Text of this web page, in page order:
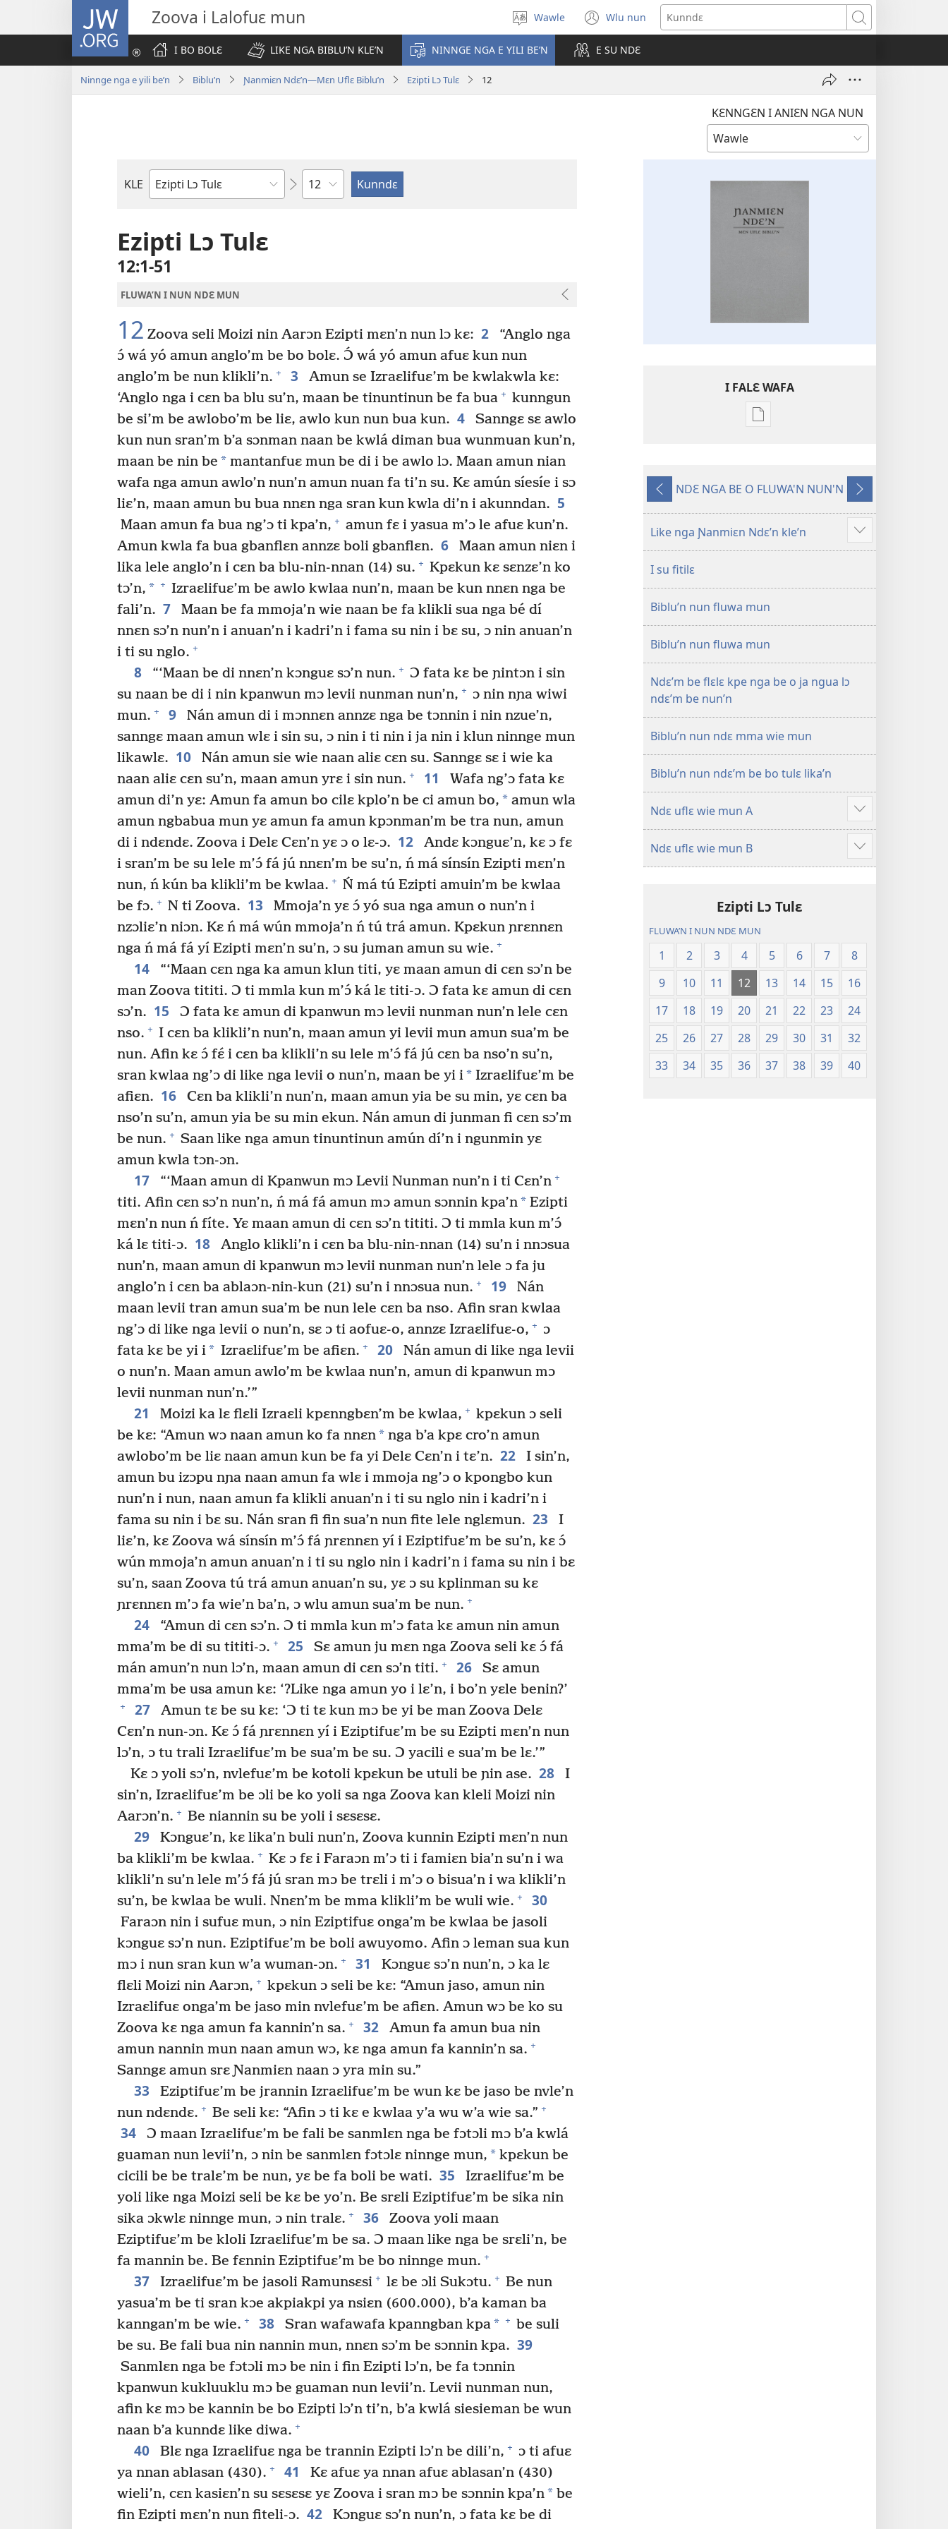
JW.ORG Zoova i Lalofuɛ mun
Kle
aniɛn'n
Wawle Wlu nun
(opens
new
window)
Kunndɛ
I BO BOLƐ
LIKE NGA BIBLU’N KLE’N NINNGE NGA E YILI BE’N E SU NDƐ
Ninnge nga e yili be’n Biblu’n Ɲanmiɛn Ndɛ’n—Mɛn Uflɛ Biblu’n Ezipti Lɔ Tulɛ 12
KƐNNGƐN I ANIƐN NGA NUN
KLE
Biblu'n
Ndɛ
tre
Ezipti Lɔ Tulɛ
12:1-51
FLUWA’N I NUN NDƐ MUN
12 Zoova seli Moizi nin Aarɔn Ezipti mɛn’n nun lɔ kɛ: 2
“Anglo nga
ɔ́ wá yó amun anglo’m be bo bolɛ. Ɔ́ wá yó amun afuɛ kun nun
anglo’m be nun klikli’n. + 3
Amun se Izraɛlifuɛ’m be kwlakwla kɛ:
‘Anglo nga i cɛn ba blu su’n, maan be tinuntinun be fa bua + kunngun
be si’m be awlobo’m be liɛ, awlo kun nun bua kun. 4
Sanngɛ sɛ awlo
kun nun sran’m b’a sɔnman naan be kwlá diman bua wunmuan kun’n,
maan be nin be * mantanfuɛ mun be di i be awlo lɔ. Maan amun nian
wafa nga amun awlo’n nun’n amun nuan fa ti’n su. Kɛ amún síesíe i sɔ
liɛ’n, maan amun bu bua nnɛn nga sran kun kwla di’n i akunndan. 5
Maan amun fa bua ng’ɔ ti kpa’n, + amun fɛ i yasua m’ɔ le afuɛ kun’n.
Amun kwla fa bua gbanflɛn annzɛ boli gbanflɛn. 6
Maan amun niɛn i
lika lele anglo’n i cɛn ba blu-nin-nnan (14) su. + Kpɛkun kɛ sɛnzɛ’n ko
tɔ’n, * + Izraɛlifuɛ’m be awlo kwlaa nun’n, maan be kun nnɛn nga be
fali’n. 7
Maan be fa mmoja’n wie naan be fa klikli sua nga bé dí
nnɛn sɔ’n nun’n i anuan’n i kadri’n i fama su nin i bɛ su, ɔ nin anuan’n
i ti su nglo. +
8 “‘Maan be di nnɛn’n kɔnguɛ sɔ’n nun. + Ɔ fata kɛ be ɲintɔn i sin
su naan be di i nin kpanwun mɔ levii nunman nun’n, + ɔ nin nɲa wiwi
mun. + 9
Nán amun di i mɔnnɛn annzɛ nga be tɔnnin i nin nzue’n,
sanngɛ maan amun wlɛ i sin su, ɔ nin i ti nin i ja nin i klun ninnge mun
likawlɛ. 10
Nán amun sie wie naan aliɛ cɛn su. Sanngɛ sɛ i wie ka
naan aliɛ cɛn su’n, maan amun yrɛ i sin nun. + 11
Wafa ng’ɔ fata kɛ
amun di’n yɛ: Amun fa amun bo cilɛ kplo’n be ci amun bo, * amun wla
amun ngbabua mun yɛ amun fa amun kpɔnman’m be tra nun, amun
di i ndɛndɛ. Zoova i Delɛ Cɛn’n yɛ ɔ o lɛ-ɔ. 12
Andɛ kɔnguɛ’n, kɛ ɔ fɛ
i sran’m be su lele m’ɔ́ fá jú nnɛn’m be su’n, ń má sínsín Ezipti mɛn’n
nun, ń kún ba klikli’m be kwlaa. + Ń má tú Ezipti amuin’m be kwlaa
be fɔ. + N ti Zoova. 13
Mmoja’n yɛ ɔ́ yó sua nga amun o nun’n i
nzɔliɛ’n niɔn. Kɛ ń má wún mmoja’n ń tú trá amun. Kpɛkun ɲrɛnnɛn
nga ń má fá yí Ezipti mɛn’n su’n, ɔ su juman amun su wie. +
14
“‘Maan cɛn nga ka amun klun titi, yɛ maan amun di cɛn sɔ’n be
man Zoova tititi. Ɔ ti mmla kun m’ɔ́ ká lɛ titi-ɔ. Ɔ fata kɛ amun di cɛn
sɔ’n. 15
Ɔ fata kɛ amun di kpanwun mɔ levii nunman nun’n lele cɛn
nso. + I cɛn ba klikli’n nun’n, maan amun yi levii mun amun sua’m be
nun. Afin kɛ ɔ́ fɛ́ i cɛn ba klikli’n su lele m’ɔ́ fá jú cɛn ba nso’n su’n,
sran kwlaa ng’ɔ di like nga levii o nun’n, maan be yi i* Izraɛlifuɛ’m be
afiɛn. 16
Cɛn ba klikli’n nun’n, maan amun yia be su min, yɛ cɛn ba
nso’n su’n, amun yia be su min ekun. Nán amun di junman fi cɛn sɔ’m
be nun. + Saan like nga amun tinuntinun amún dí’n i ngunmin yɛ
amun kwla tɔn-ɔn.
17 “‘Maan amun di Kpanwun mɔ Levii Nunman nun’n i ti Cɛn’n +
titi. Afin cɛn sɔ’n nun’n, ń má fá amun mɔ amun sɔnnin kpa’n* Ezipti
mɛn’n nun ń fíte. Yɛ maan amun di cɛn sɔ’n tititi. Ɔ ti mmla kun m’ɔ́
ká lɛ titi-ɔ. 18
Anglo klikli’n i cɛn ba blu-nin-nnan (14) su’n i nnɔsua
nun’n, maan amun di kpanwun mɔ levii nunman nun’n lele ɔ fa ju
anglo’n i cɛn ba ablaɔn-nin-kun (21) su’n i nnɔsua nun. + 19
Nán
maan levii tran amun sua’m be nun lele cɛn ba nso. Afin sran kwlaa
ng’ɔ di like nga levii o nun’n, sɛ ɔ ti aofuɛ-o, annzɛ Izraɛlifuɛ-o, + ɔ
fata kɛ be yi i* Izraɛlifuɛ’m be afiɛn. + 20
Nán amun di like nga levii
o nun’n. Maan amun awlo’m be kwlaa nun’n, amun di kpanwun mɔ
levii nunman nun’n.’”
21 Moizi ka lɛ flɛli Izraɛli kpɛnngbɛn’m be kwlaa, + kpɛkun ɔ seli
be kɛ: “Amun wɔ naan amun ko fa nnɛn* nga b’a kpɛ cro’n amun
awlobo’m be liɛ naan amun kun be fa yi Delɛ Cɛn’n i tɛ’n. 22
I sin’n,
amun bu izɔpu nɲa naan amun fa wlɛ i mmoja ng’ɔ o kpongbo kun
nun’n i nun, naan amun fa klikli anuan’n i ti su nglo nin i kadri’n i
fama su nin i bɛ su. Nán sran fi fin sua’n nun fite lele nglɛmun. 23
I
liɛ’n, kɛ Zoova wá sínsín m’ɔ́ fá ɲrɛnnɛn yí i Eziptifuɛ’m be su’n, kɛ ɔ́
wún mmoja’n amun anuan’n i ti su nglo nin i kadri’n i fama su nin i bɛ
su’n, saan Zoova tú trá amun anuan’n su, yɛ ɔ su kplinman su kɛ
ɲrɛnnɛn m’ɔ fa wie’n ba’n, ɔ wlu amun sua’m be nun. +
24
“Amun di cɛn sɔ’n. Ɔ ti mmla kun m’ɔ fata kɛ amun nin amun
mma’m be di su tititi-ɔ. + 25
Sɛ amun ju mɛn nga Zoova seli kɛ ɔ́ fá
mán amun’n nun lɔ’n, maan amun di cɛn sɔ’n titi. + 26
Sɛ amun
mma’m be usa amun kɛ: ‘?Like nga amun yo i lɛ’n, i bo’n yɛle benin?’
+ 27
Amun tɛ be su kɛ: ‘Ɔ ti tɛ kun mɔ be yi be man Zoova Delɛ
Cɛn’n nun-ɔn. Kɛ ɔ́ fá ɲrɛnnɛn yí i Eziptifuɛ’m be su Ezipti mɛn’n nun
lɔ’n, ɔ tu trali Izraɛlifuɛ’m be sua’m be su. Ɔ yacili e sua’m be lɛ.’”
Kɛ ɔ yoli sɔ’n, nvlefuɛ’m be kotoli kpɛkun be utuli be ɲin ase. 28
I
sin’n, Izraɛlifuɛ’m be ɔli be ko yoli sa nga Zoova kan kleli Moizi nin
Aarɔn’n. + Be niannin su be yoli i sɛsɛsɛ.
29
Kɔnguɛ’n, kɛ lika’n buli nun’n, Zoova kunnin Ezipti mɛn’n nun
ba klikli’m be kwlaa. + Kɛ ɔ fɛ i Faraɔn m’ɔ ti i famiɛn bia’n su’n i wa
klikli’n su’n lele m’ɔ́ fá jú sran mɔ be trɛli i m’ɔ o bisua’n i wa klikli’n
su’n, be kwlaa be wuli. Nnɛn’m be mma klikli’m be wuli wie. + 30
Faraɔn nin i sufuɛ mun, ɔ nin Eziptifuɛ onga’m be kwlaa be jasoli
kɔnguɛ sɔ’n nun. Eziptifuɛ’m be boli awuyomo. Afin ɔ leman sua kun
mɔ i nun sran kun w’a wuman-ɔn. + 31
Kɔnguɛ sɔ’n nun’n, ɔ ka lɛ
flɛli Moizi nin Aarɔn, + kpɛkun ɔ seli be kɛ: “Amun jaso, amun nin
Izraɛlifuɛ onga’m be jaso min nvlefuɛ’m be afiɛn. Amun wɔ be ko su
Zoova kɛ nga amun fa kannin’n sa. + 32
Amun fa amun bua nin
amun nannin mun naan amun wɔ, kɛ nga amun fa kannin’n sa. +
Sanngɛ amun srɛ Ɲanmiɛn naan ɔ yra min su.”
33
Eziptifuɛ’m be jrannin Izraɛlifuɛ’m be wun kɛ be jaso be nvle’n
nun ndɛndɛ. + Be seli kɛ: “Afin ɔ ti kɛ e kwlaa y’a wu w’a wie sa.” +
34
Ɔ maan Izraɛlifuɛ’m be fali be sanmlɛn nga be fɔtɔli mɔ b’a kwlá
guaman nun levii’n, ɔ nin be sanmlɛn fɔtɔlɛ ninnge mun, * kpɛkun be
cicili be be tralɛ’m be nun, yɛ be fa boli be wati. 35
Izraɛlifuɛ’m be
yoli like nga Moizi seli be kɛ be yo’n. Be srɛli Eziptifuɛ’m be sika nin
sika ɔkwlɛ ninnge mun, ɔ nin tralɛ. + 36
Zoova yoli maan
Eziptifuɛ’m be kloli Izraɛlifuɛ’m be sa. Ɔ maan like nga be srɛli’n, be
fa mannin be. Be fɛnnin Eziptifuɛ’m be bo ninnge mun. +
37 Izraɛlifuɛ’m be jasoli Ramunsɛsi + lɛ be ɔli Sukɔtu. + Be nun
yasua’m be ti sran kɔe akpiakpi ya nsiɛn (600.000), b’a kaman ba
kanngan’m be wie. + 38 Sran wafawafa kpanngban kpa* + be suli
be su. Be fali bua nin nannin mun, nnɛn sɔ’m be sɔnnin kpa. 39
Sanmlɛn nga be fɔtɔli mɔ be nin i fin Ezipti lɔ’n, be fa tɔnnin
kpanwun kukluuklu mɔ be guaman nun levii’n. Levii nunman nun,
afin kɛ mɔ be kannin be bo Ezipti lɔ’n ti’n, b’a kwlá siesieman be wun
naan b’a kunndɛ like diwa. +
40 Blɛ nga Izraɛlifuɛ nga be trannin Ezipti lɔ’n be dili’n, + ɔ ti afuɛ
ya nnan ablasan (430). + 41
Kɛ afuɛ ya nnan afuɛ ablasan’n (430)
wieli’n, cɛn kasiɛn’n su sɛsɛsɛ yɛ Zoova i sran mɔ be sɔnnin kpa’n* be
fin Ezipti mɛn’n nun fiteli-ɔ. 42
Kɔnguɛ sɔ’n nun’n, ɔ fata kɛ be di
I FALƐ WAFA
Nga
mannzin
be
su'n
wafa'n
Ɲanmiɛn
Ndɛ’n
—
Mɛn
Uflɛ
Biblu’n
Ng’ɔ
sinnin’n
NDƐ NGA BE O FLUWA'N NUN'N
Ng’ɔ
bɛ
sin’n
Like nga Ɲanmiɛn Ndɛ’n kle’n
Show
more
I su fitilɛ
Biblu’n nun fluwa mun
Biblu’n nun fluwa mun
Ndɛ’m be flɛlɛ kpe nga be o ja ngua lɔ
ndɛ’m be nun’n
Biblu’n nun ndɛ mma wie mun
Biblu’n nun ndɛ’m be bo tulɛ lika’n
Ndɛ uflɛ wie mun A
Show
more
Ndɛ uflɛ wie mun B
Show
more
Ezipti Lɔ Tulɛ
FLUWA’N I NUN NDƐ MUN
1 2 3 4 5 6 7
8
9
10 11 12 13 14 15
16
17
18 19 20 21 22 23
24
25
26 27 28 29 30 31
32
33
34 35 36 37 38 39 40